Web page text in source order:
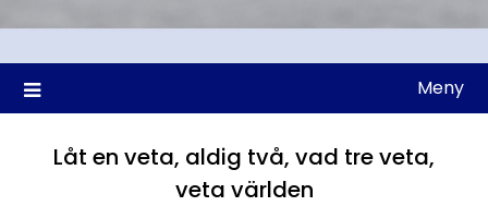
Meny
Låt en veta, aldig två, vad tre veta,
veta världen